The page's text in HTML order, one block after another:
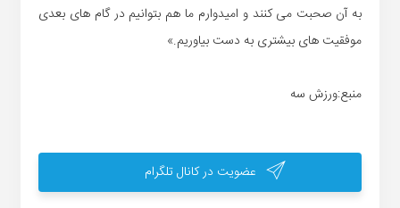
به آن صحبت می کنند و امیدوارم ما هم بتوانیم در گام های بعدی
موفقیت های بیشتری به دست بیاوریم.»
منبع:ورزش سه
عضویت در کانال تلگرام